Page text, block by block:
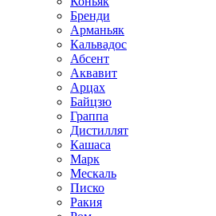
Бренди
Арманьяк
Кальвадос
Абсент
Аквавит
Арцах
Байцзю
Граппа
Дистиллят
Кашаса
Марк
Мескаль
Писко
Ракия